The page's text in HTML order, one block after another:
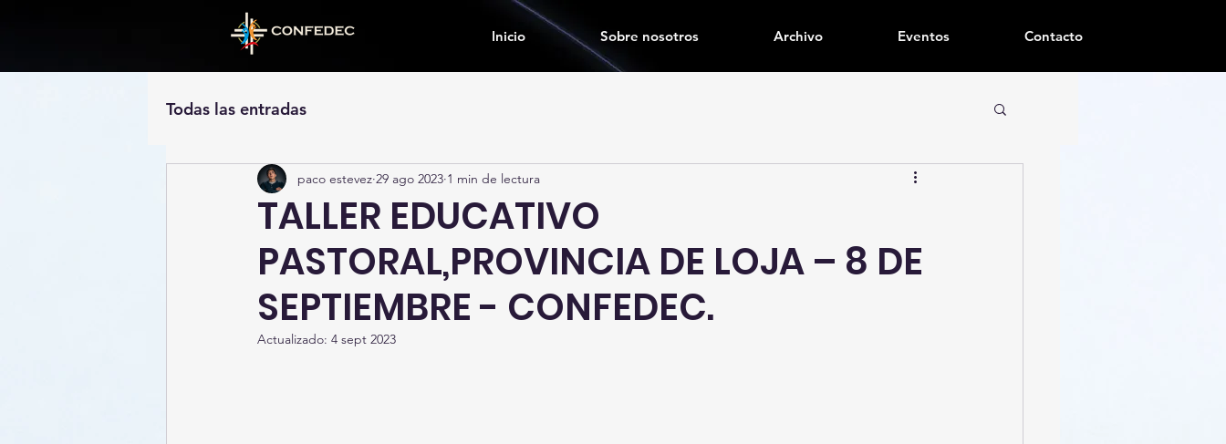
Inicio Sobre nosotros Archivo Eventos Contacto
Todas las entradas
TALLER EDUCATIVO
PASTORAL,PROVINCIA DE LOJA – 8 DE
SEPTIEMBRE - CONFEDEC.
paco estevez 29 ago 2023 1 min de lectura
Actualizado: 4 sept 2023